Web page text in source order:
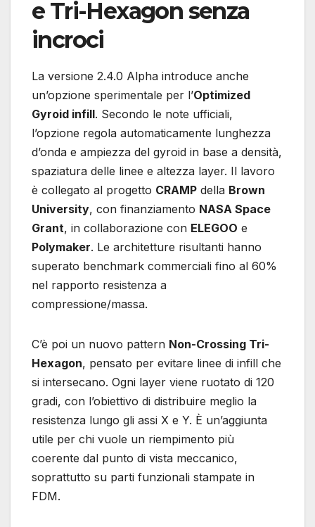
e Tri-Hexagon senza
incroci
La versione 2.4.0 Alpha introduce anche
un’opzione sperimentale per l’Optimized
Gyroid infill. Secondo le note ufficiali,
l’opzione regola automaticamente lunghezza
d’onda e ampiezza del gyroid in base a densità,
spaziatura delle linee e altezza layer. Il lavoro
è collegato al progetto CRAMP della Brown
University, con finanziamento NASA Space
Grant, in collaborazione con ELEGOO e
Polymaker. Le architetture risultanti hanno
superato benchmark commerciali fino al 60%
nel rapporto resistenza a
compressione/massa.
C’è poi un nuovo pattern Non-Crossing Tri-
Hexagon, pensato per evitare linee di infill che
si intersecano. Ogni layer viene ruotato di 120
gradi, con l’obiettivo di distribuire meglio la
resistenza lungo gli assi X e Y. È un’aggiunta
utile per chi vuole un riempimento più
coerente dal punto di vista meccanico,
soprattutto su parti funzionali stampate in
FDM.